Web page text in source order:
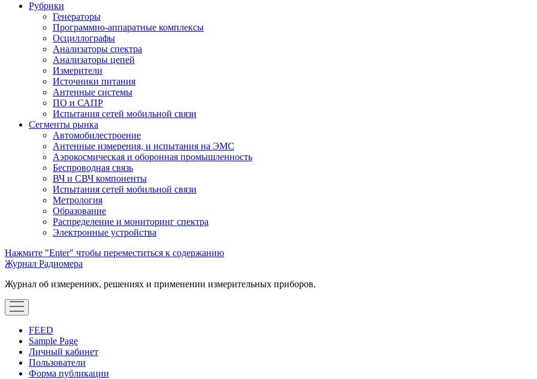
Рубрики
Генераторы
Программно-аппаратные комплексы
Осциллографы
Анализаторы спектра
Анализаторы цепей
Измерители
Источники питания
Антенные системы
ПО и САПР
Испытания сетей мобильной связи
Сегменты рынка
Автомобилестроение
Антенные измерения, и испытания на ЭМС
Аэрокосмическая и оборонная промышленность
Беспроводная связь
ВЧ и СВЧ компоненты
Испытания сетей мобильной связи
Метрология
Образование
Распределение и мониторинг спектра
Электронные устройства
Нажмите "Enter" чтобы переместиться к содержанию
Журнал Радиомера
Журнал об измерениях, решениях и применении измерительных приборов.
открыть
меню
FEED
Sample Page
Личный кабинет
Пользователи
Форма публикации